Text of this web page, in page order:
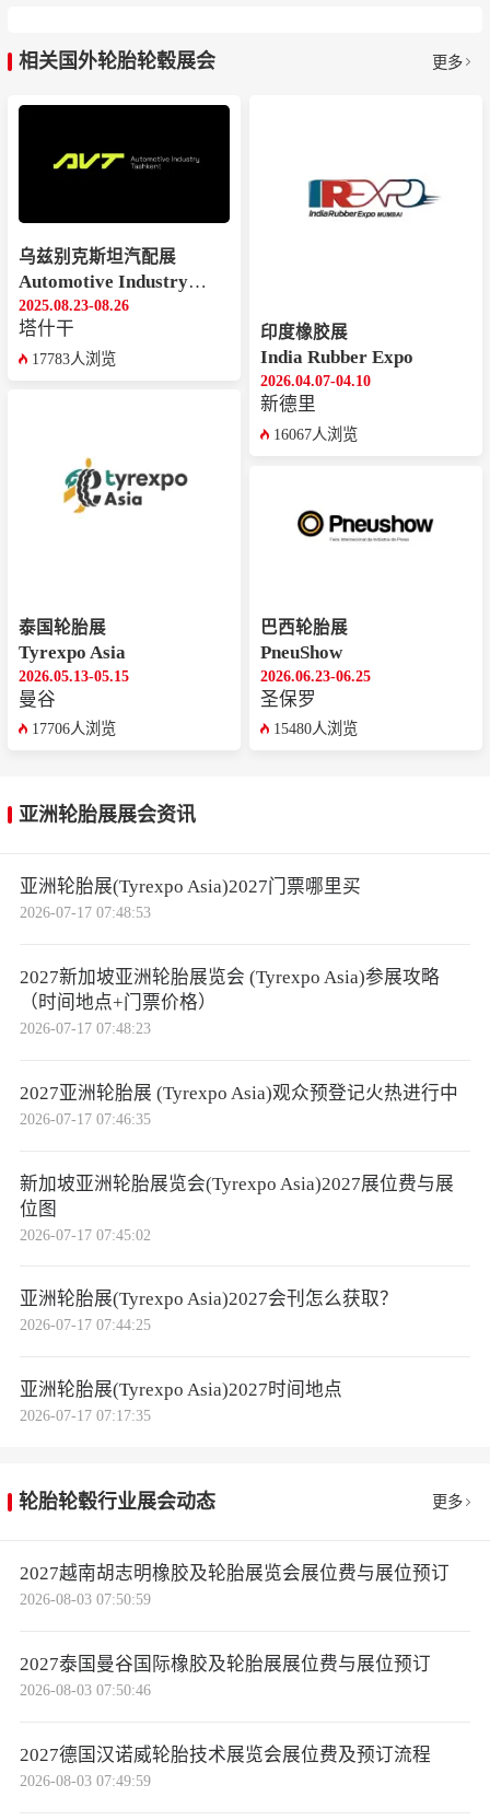
相关国外轮胎轮毂展会 更多
乌兹别克斯坦汽配展
Automotive Industry Tashkent
2025.08.23-08.26
‌‌塔什干
17783人浏览
泰国轮胎展
Tyrexpo Asia
2026.05.13-05.15
曼谷
17706人浏览
印度橡胶展
India Rubber Expo
2026.04.07-04.10
新德里
16067人浏览
巴西轮胎展
PneuShow
2026.06.23-06.25
圣保罗
15480人浏览
亚洲轮胎展展会资讯
亚洲轮胎展(Tyrexpo Asia)2027门票哪里买
2026-07-17 07:48:53
2027新加坡亚洲轮胎展览会 (Tyrexpo Asia)参展攻略
（时间地点+门票价格）
2026-07-17 07:48:23
2027亚洲轮胎展 (Tyrexpo Asia)观众预登记火热进行中
2026-07-17 07:46:35
新加坡亚洲轮胎展览会(Tyrexpo Asia)2027展位费与展
位图
2026-07-17 07:45:02
亚洲轮胎展(Tyrexpo Asia)2027会刊怎么获取？
2026-07-17 07:44:25
亚洲轮胎展(Tyrexpo Asia)2027时间地点
2026-07-17 07:17:35
轮胎轮毂行业展会动态 更多
2027越南胡志明橡胶及轮胎展览会展位费与展位预订
2026-08-03 07:50:59
2027泰国曼谷国际橡胶及轮胎展展位费与展位预订
2026-08-03 07:50:46
2027德国汉诺威轮胎技术展览会展位费及预订流程
2026-08-03 07:49:59